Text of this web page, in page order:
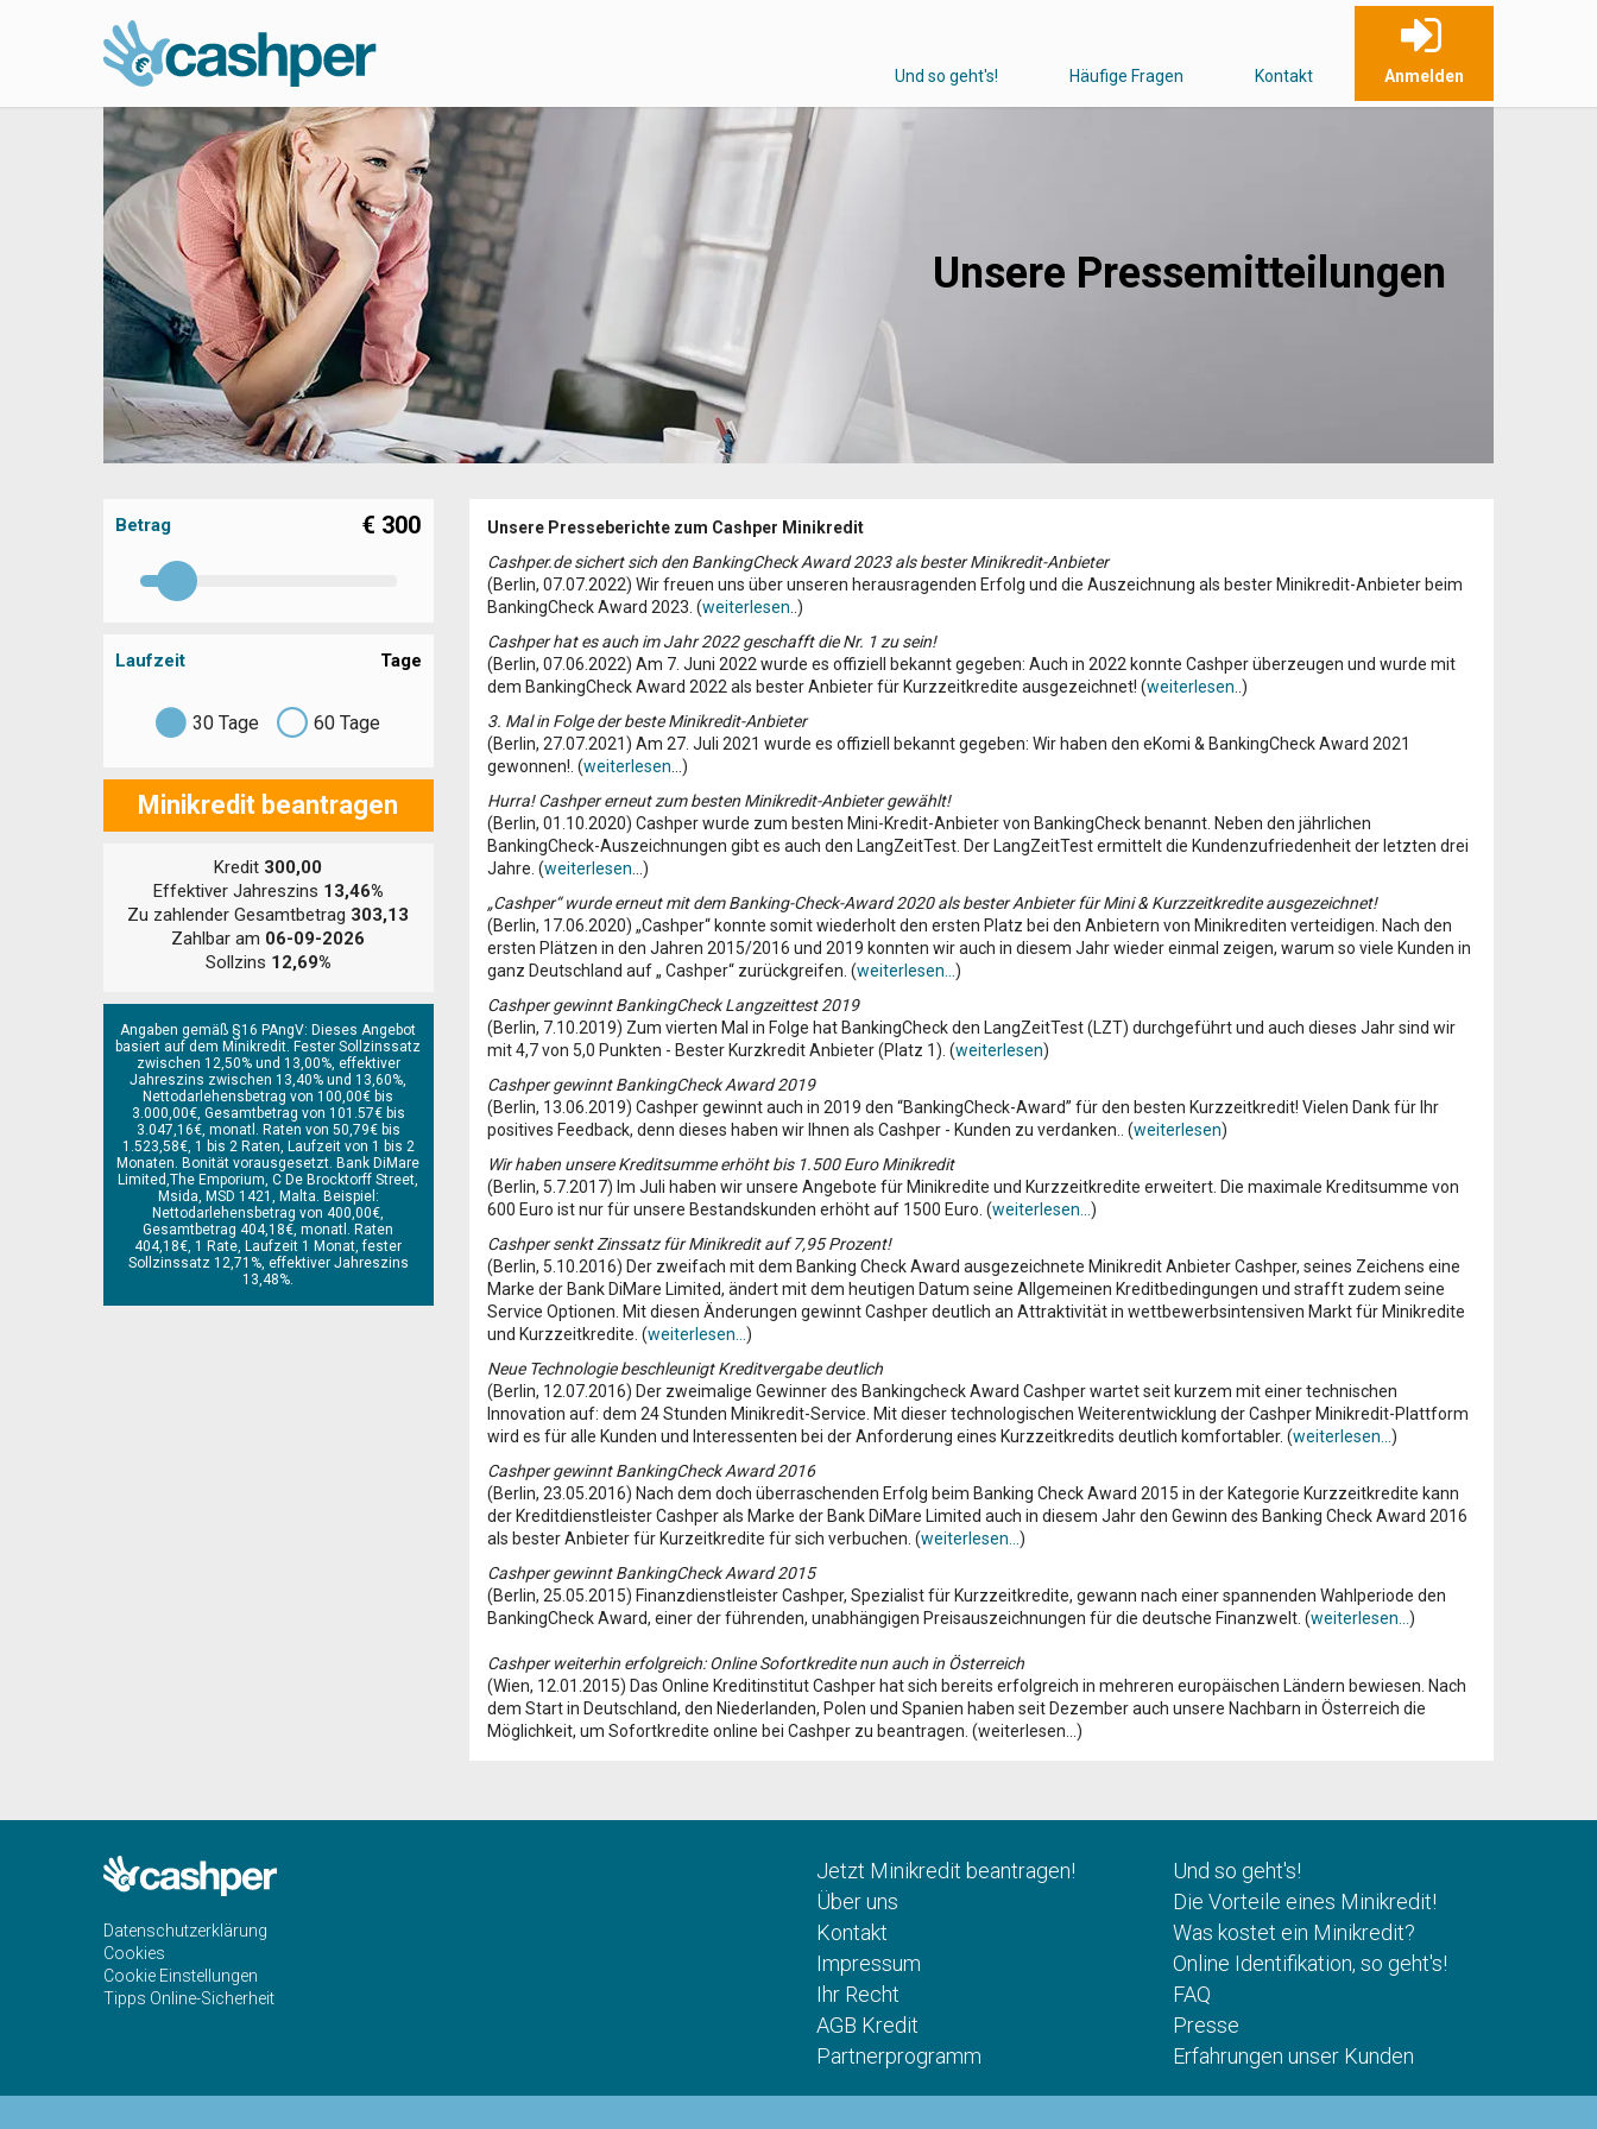
Und so geht's! Häufige Fragen Kontakt Anmelden
Unsere Pressemitteilungen
Betrag € 300
Laufzeit Tage
30Tage 60Tage
Minikredit beantragen
Kredit 300,00
Effektiver Jahreszins 13,46%
Zu zahlender Gesamtbetrag 303,13
Zahlbar am 06-09-2026
Sollzins 12,69%
Angaben gemäß §16 PAngV: Dieses Angebot
basiert auf dem Minikredit. Fester Sollzinssatz
zwischen 12,50% und 13,00%, effektiver
Jahreszins zwischen 13,40% und 13,60%,
Nettodarlehensbetrag von 100,00€ bis
3.000,00€, Gesamtbetrag von 101.57€ bis
3.047,16€, monatl. Raten von 50,79€ bis
1.523,58€, 1 bis 2 Raten, Laufzeit von 1 bis 2
Monaten. Bonität vorausgesetzt. Bank DiMare
Limited,The Emporium, C De Brocktorff Street,
Msida, MSD 1421, Malta. Beispiel:
Nettodarlehensbetrag von 400,00€,
Gesamtbetrag 404,18€, monatl. Raten
404,18€, 1 Rate, Laufzeit 1 Monat, fester
Sollzinssatz 12,71%, effektiver Jahreszins
13,48%.
Unsere Presseberichte zum Cashper Minikredit
Cashper.de sichert sich den BankingCheck Award 2023 als bester Minikredit-Anbieter
(Berlin, 07.07.2022) Wir freuen uns über unseren herausragenden Erfolg und die Auszeichnung als bester Minikredit-Anbieter beim
BankingCheck Award 2023. (weiterlesen ..)
Cashper hat es auch im Jahr 2022 geschafft die Nr. 1 zu sein!
(Berlin, 07.06.2022) Am 7. Juni 2022 wurde es offiziell bekannt gegeben: Auch in 2022 konnte Cashper überzeugen und wurde mit
dem BankingCheck Award 2022 als bester Anbieter für Kurzzeitkredite ausgezeichnet! (weiterlesen ..)
3. Mal in Folge der beste Minikredit-Anbieter
(Berlin, 27.07.2021) Am 27. Juli 2021 wurde es offiziell bekannt gegeben: Wir haben den eKomi & BankingCheck Award 2021
gewonnen!. (weiterlesen ...)
Hurra! Cashper erneut zum besten Minikredit-Anbieter gewählt!
(Berlin, 01.10.2020) Cashper wurde zum besten Mini-Kredit-Anbieter von BankingCheck benannt. Neben den jährlichen
BankingCheck-Auszeichnungen gibt es auch den LangZeitTest. Der LangZeitTest ermittelt die Kundenzufriedenheit der letzten drei
Jahre. (weiterlesen ...)
„Cashper“ wurde erneut mit dem Banking-Check-Award 2020 als bester Anbieter für Mini & Kurzzeitkredite ausgezeichnet!
(Berlin, 17.06.2020) „Cashper“ konnte somit wiederholt den ersten Platz bei den Anbietern von Minikrediten verteidigen. Nach den
ersten Plätzen in den Jahren 2015/2016 und 2019 konnten wir auch in diesem Jahr wieder einmal zeigen, warum so viele Kunden in
ganz Deutschland auf „ Cashper“ zurückgreifen. (weiterlesen... )
Cashper gewinnt BankingCheck Langzeittest 2019
(Berlin, 7.10.2019) Zum vierten Mal in Folge hat BankingCheck den LangZeitTest (LZT) durchgeführt und auch dieses Jahr sind wir
mit 4,7 von 5,0 Punkten - Bester Kurzkredit Anbieter (Platz 1). (weiterlesen)
Cashper gewinnt BankingCheck Award 2019
(Berlin, 13.06.2019) Cashper gewinnt auch in 2019 den “BankingCheck-Award” für den besten Kurzzeitkredit! Vielen Dank für Ihr
positives Feedback, denn dieses haben wir Ihnen als Cashper - Kunden zu verdanken.. (weiterlesen)
Wir haben unsere Kreditsumme erhöht bis 1.500 Euro Minikredit
(Berlin, 5.7.2017) Im Juli haben wir unsere Angebote für Minikredite und Kurzzeitkredite erweitert. Die maximale Kreditsumme von
600 Euro ist nur für unsere Bestandskunden erhöht auf 1500 Euro. (weiterlesen... )
Cashper senkt Zinssatz für Minikredit auf 7,95 Prozent!
(Berlin, 5.10.2016) Der zweifach mit dem Banking Check Award ausgezeichnete Minikredit Anbieter Cashper, seines Zeichens eine
Marke der Bank DiMare Limited, ändert mit dem heutigen Datum seine Allgemeinen Kreditbedingungen und strafft zudem seine
Service Optionen. Mit diesen Änderungen gewinnt Cashper deutlich an Attraktivität in wettbewerbsintensiven Markt für Minikredite
und Kurzzeitkredite. (weiterlesen... )
Neue Technologie beschleunigt Kreditvergabe deutlich
(Berlin, 12.07.2016) Der zweimalige Gewinner des Bankingcheck Award Cashper wartet seit kurzem mit einer technischen
Innovation auf: dem 24 Stunden Minikredit-Service. Mit dieser technologischen Weiterentwicklung der Cashper Minikredit-Plattform
wird es für alle Kunden und Interessenten bei der Anforderung eines Kurzzeitkredits deutlich komfortabler. (weiterlesen... )
Cashper gewinnt BankingCheck Award 2016
(Berlin, 23.05.2016) Nach dem doch überraschenden Erfolg beim Banking Check Award 2015 in der Kategorie Kurzzeitkredite kann
der Kreditdienstleister Cashper als Marke der Bank DiMare Limited auch in diesem Jahr den Gewinn des Banking Check Award 2016
als bester Anbieter für Kurzeitkredite für sich verbuchen. (weiterlesen... )
Cashper gewinnt BankingCheck Award 2015
(Berlin, 25.05.2015) Finanzdienstleister Cashper, Spezialist für Kurzzeitkredite, gewann nach einer spannenden Wahlperiode den
BankingCheck Award, einer der führenden, unabhängigen Preisauszeichnungen für die deutsche Finanzwelt. (weiterlesen... )
Cashper weiterhin erfolgreich: Online Sofortkredite nun auch in Österreich
(Wien, 12.01.2015) Das Online Kreditinstitut Cashper hat sich bereits erfolgreich in mehreren europäischen Ländern bewiesen. Nach
dem Start in Deutschland, den Niederlanden, Polen und Spanien haben seit Dezember auch unsere Nachbarn in Österreich die
Möglichkeit, um Sofortkredite online bei Cashper zu beantragen. (weiterlesen...)
Datenschutzerklärung
Cookies
Cookie Einstellungen
Tipps Online-Sicherheit
Jetzt Minikredit beantragen!
Über uns
Kontakt
Impressum
Ihr Recht
AGB Kredit
Partnerprogramm
Und so geht's!
Die Vorteile eines Minikredit!
Was kostet ein Minikredit?
Online Identifikation, so geht's!
FAQ
Presse
Erfahrungen unser Kunden